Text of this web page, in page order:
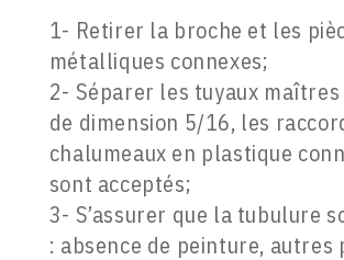
1- Retirer la broche et les
métalliques connexes;
2- Séparer les tuyaux
de dimension 5/16, les
chalumeaux en plastique
sont acceptés;
3- S’assurer que la tubulure
: absence de peinture, autres